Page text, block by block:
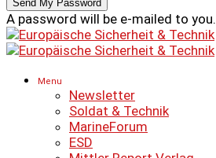
A password will be e-mailed to you.
Menu
Newsletter
Soldat & Technik
MarineForum
ESD